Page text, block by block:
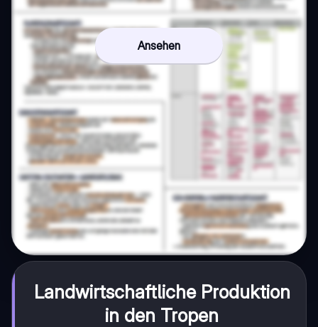
Ansehen
Landwirtschaftliche Produktion
in den Tropen